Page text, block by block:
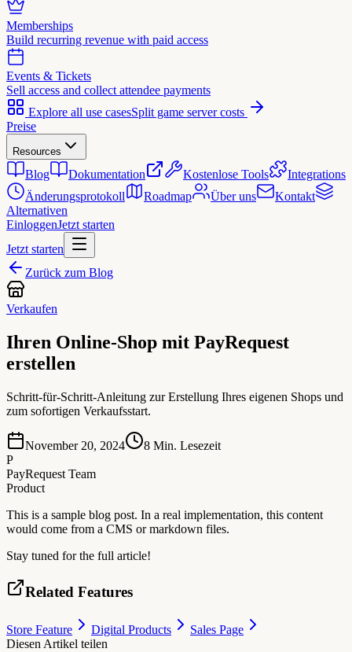
Memberships
Build recurring revenue with paid access
Events & Tickets
Sell access and collect attendee payments
Explore all use casesSplit game server costs
Preise
Resources
Blog Dokumentation Kostenlose Tools
Integrations
Änderungsprotokoll
Roadmap Über uns
Kontakt
Alternativen
EinloggenJetzt starten
Jetzt starten
Zurück zum Blog
Verkaufen
Ihren Online-Shop mit PayRequest
erstellen
Schritt-für-Schritt-Anleitung zur Erstellung Ihres eigenen Shops und
zum sofortigen Verkaufsstart.
November 20, 2024 8 Min. Lesezeit
P
PayRequest Team
Product
This is a sample blog post. In a real implementation, this content
would come from a CMS or markdown files.
Stay tuned for the full article!
Related Features
Store Feature Digital Products
Sales Page
Diesen Artikel teilen